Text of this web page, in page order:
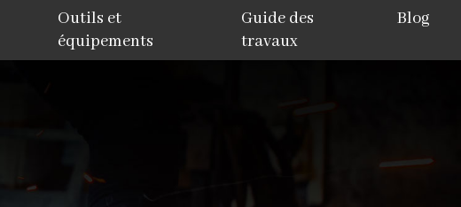
Outils et
équipements
Guide des
travaux
Blog